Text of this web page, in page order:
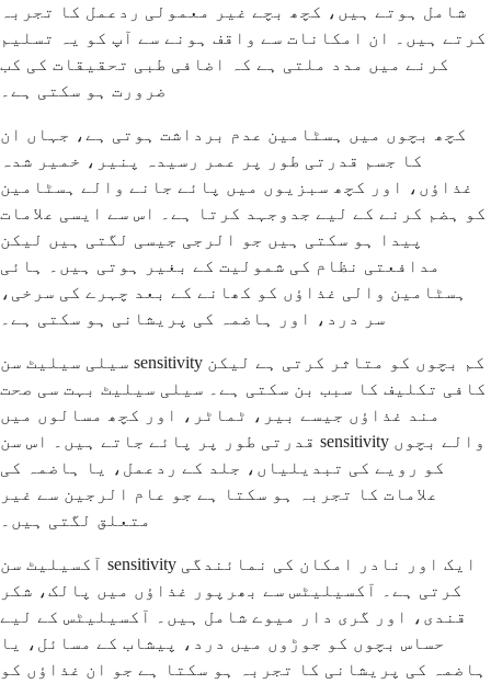
شامل ہوتے ہیں، کچھ بچے غیر معمولی ردعمل کا تجربہ
کرتے ہیں۔ ان امکانات سے واقف ہونے سے آپ کو یہ تسلیم
کرنے میں مدد ملتی ہے کہ اضافی طبی تحقیقات کی کب
ضرورت ہو سکتی ہے۔
کچھ بچوں میں ہسٹامین عدم برداشت ہوتی ہے، جہاں ان
کا جسم قدرتی طور پر عمر رسیدہ پنیر، خمیر شدہ
غذاؤں، اور کچھ سبزیوں میں پائے جانے والے ہسٹامین
کو ہضم کرنے کے لیے جدوجہد کرتا ہے۔ اس سے ایسی علامات
پیدا ہو سکتی ہیں جو الرجی جیسی لگتی ہیں لیکن
مدافعتی نظام کی شمولیت کے بغیر ہوتی ہیں۔ ہائی
ہسٹامین والی غذاؤں کو کھانے کے بعد چہرے کی سرخی،
سر درد، اور ہاضمہ کی پریشانی ہو سکتی ہے۔
سیلی سیلیٹ سن sensitivity کم بچوں کو متاثر کرتی ہے لیکن
کافی تکلیف کا سبب بن سکتی ہے۔ سیلی سیلیٹ بہت سی صحت
مند غذاؤں جیسے بیر، ٹماٹر، اور کچھ مسالوں میں
قدرتی طور پر پائے جاتے ہیں۔ اس سن sensitivity والے بچوں
کو رویے کی تبدیلیاں، جلد کے ردعمل، یا ہاضمہ کی
علامات کا تجربہ ہو سکتا ہے جو عام الرجین سے غیر
متعلق لگتی ہیں۔
آکسیلیٹ سن sensitivity ایک اور نادر امکان کی نمائندگی
کرتی ہے۔ آکسیلیٹس سے بھرپور غذاؤں میں پالک، شکر
قندی، اور گری دار میوے شامل ہیں۔ آکسیلیٹس کے لیے
حساس بچوں کو جوڑوں میں درد، پیشاب کے مسائل، یا
ہاضمہ کی پریشانی کا تجربہ ہو سکتا ہے جو ان غذاؤں کو